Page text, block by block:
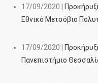
17/09/2020 |
Εθνικό Μετσόβιο
17/09/2020 |
Πανεπιστήμιο